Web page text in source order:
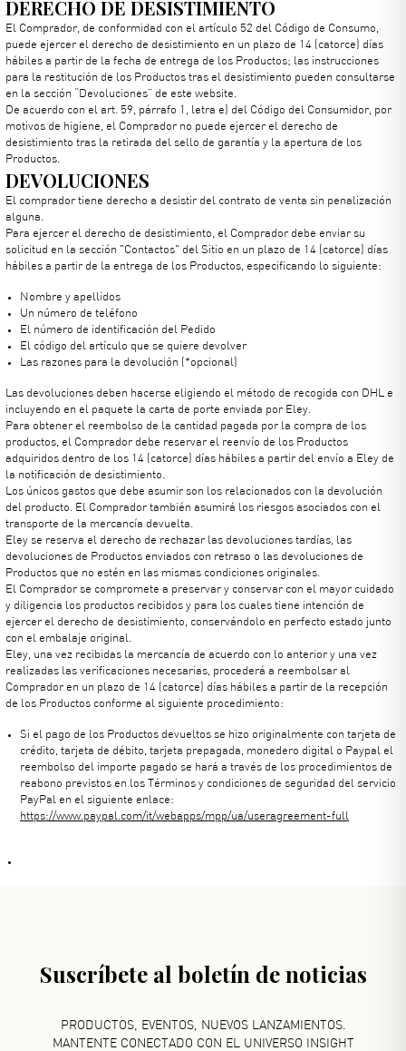
DERECHO DE DESISTIMIENTO
El Comprador, de conformidad con el artículo 52 del Código de Consumo,
puede ejercer el derecho de desistimiento en un plazo de 14 (catorce) días
hábiles a partir de la fecha de entrega de los Productos; las instrucciones
para la restitución de los Productos tras el desistimiento pueden consultarse
en la sección “Devoluciones” de este website.
De acuerdo con el art. 59, párrafo 1, letra e) del Código del Consumidor, por
motivos de higiene, el Comprador no puede ejercer el derecho de
desistimiento tras la retirada del sello de garantía y la apertura de los
Productos.
DEVOLUCIONES
El comprador tiene derecho a desistir del contrato de venta sin penalización
alguna.
Para ejercer el derecho de desistimiento, el Comprador debe enviar su
solicitud en la sección "Contactos" del Sitio en un plazo de 14 (catorce) días
hábiles a partir de la entrega de los Productos, especificando lo siguiente:
Nombre y apellidos
Un número de teléfono
El número de identificación del Pedido
El código del artículo que se quiere devolver
Las razones para la devolución (*opcional)
Las devoluciones deben hacerse eligiendo el método de recogida con DHL e
incluyendo en el paquete la carta de porte enviada por Eley.
Para obtener el reembolso de la cantidad pagada por la compra de los
productos, el Comprador debe reservar el reenvío de los Productos
adquiridos dentro de los 14 (catorce) días hábiles a partir del envío a Eley de
la notificación de desistimiento.
Los únicos gastos que debe asumir son los relacionados con la devolución
del producto. El Comprador también asumirá los riesgos asociados con el
transporte de la mercancía devuelta.
Eley se reserva el derecho de rechazar las devoluciones tardías, las
devoluciones de Productos enviados con retraso o las devoluciones de
Productos que no estén en las mismas condiciones originales.
El Comprador se compromete a preservar y conservar con el mayor cuidado
y diligencia los productos recibidos y para los cuales tiene intención de
ejercer el derecho de desistimiento, conservándolo en perfecto estado junto
con el embalaje original.
Eley, una vez recibidas la mercancía de acuerdo con lo anterior y una vez
realizadas las verificaciones necesarias, procederá a reembolsar al
Comprador en un plazo de 14 (catorce) días hábiles a partir de la recepción
de los Productos conforme al siguiente procedimiento:
Si el pago de los Productos devueltos se hizo originalmente con tarjeta de
crédito, tarjeta de débito, tarjeta prepagada, monedero digital o Paypal el
reembolso del importe pagado se hará a través de los procedimientos de
reabono previstos en los Términos y condiciones de seguridad del servicio
PayPal en el siguiente enlace:
https://www.paypal.com/it/webapps/mpp/ua/useragreement-full
Suscríbete al boletín de noticias
PRODUCTOS, EVENTOS, NUEVOS LANZAMIENTOS.
MANTENTE CONECTADO CON EL UNIVERSO INSIGHT